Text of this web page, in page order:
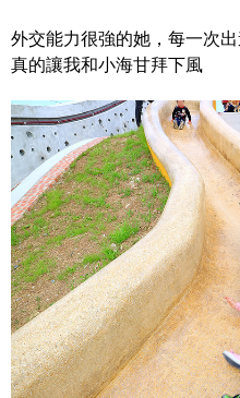
外交能力很強的她，每一次
真的讓我和小海甘拜下風